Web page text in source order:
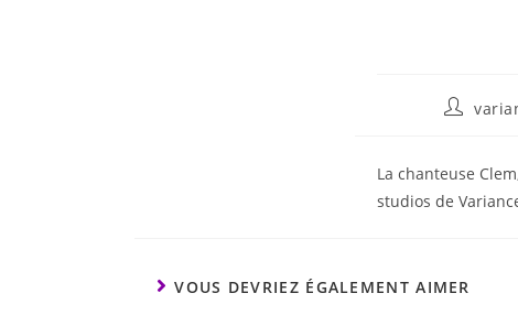
La chanteuse
studios de
VOUS DEVRIEZ ÉGALEMENT AIMER